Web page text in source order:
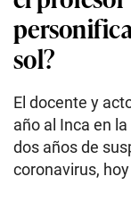
sol?
El docente y
año al Inca en
dos años de
coronavirus,